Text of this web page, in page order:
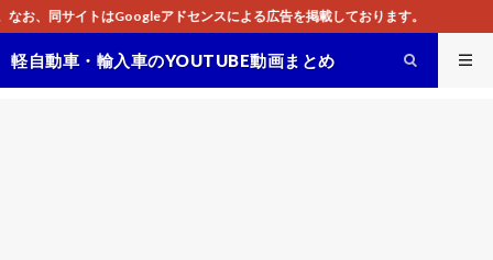
センスによる広告を掲載しております。
軽自動車・輸入車のYOUTUBE動画まとめ